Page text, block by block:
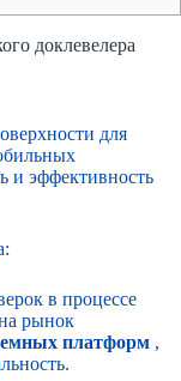
доклевелера
для
и эффективность
в процессе
рынок
платформ ,